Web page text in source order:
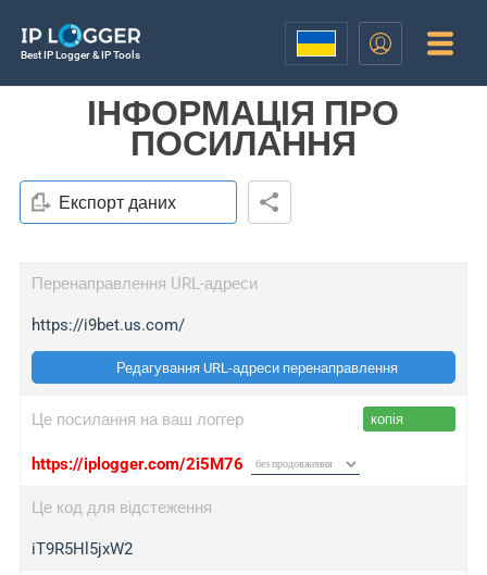
Best IP Logger & IP Tools
ІНФОРМАЦІЯ ПРО
ПОСИЛАННЯ
Експорт даних
Перенаправлення URL-адреси
https://i9bet.us.com/
Редагування URL-адреси перенаправлення
Це посилання на ваш логгер копія
https://iplogger.com/2i5M76
Це код для відстеження
iT9R5Hl5jxW2